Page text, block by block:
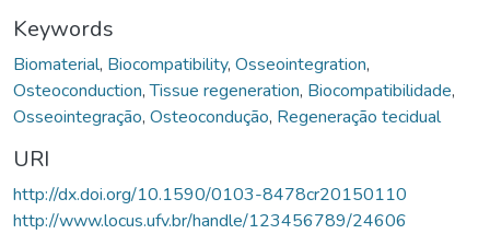
Keywords
Biomaterial, Biocompatibility, Osseointegration,
Osteoconduction,Tissue regeneration, Biocompatibilidade,
Osseointegração, Osteocondução, Regeneração tecidual
URI
http://dx.doi.org/10.1590/0103-8478cr20150110
http://www.locus.ufv.br/handle/123456789/24606